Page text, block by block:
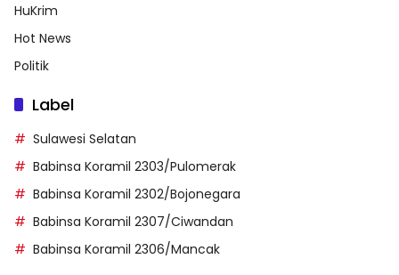
HuKrim
Hot News
Politik
Label
Sulawesi Selatan
Babinsa Koramil 2303/Pulomerak
Babinsa Koramil 2302/Bojonegara
Babinsa Koramil 2307/Ciwandan
Babinsa Koramil 2306/Mancak